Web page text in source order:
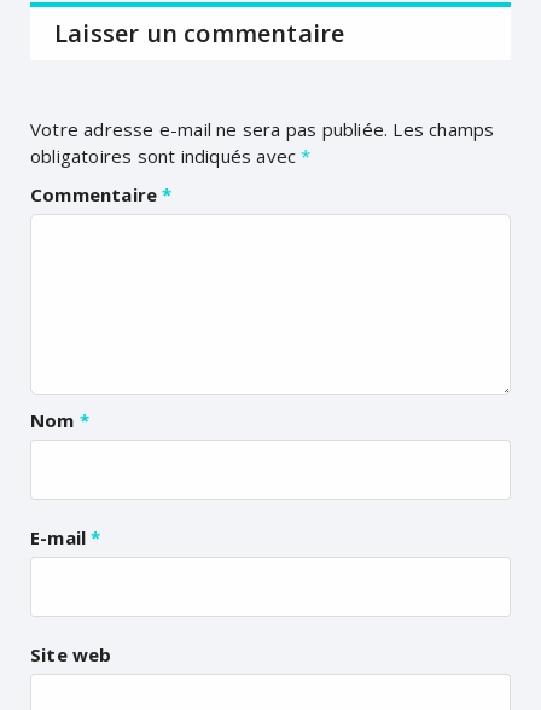
Laisser un commentaire
Votre adresse e-mail ne sera pas publiée. Les champs
obligatoires sont indiqués avec*
Commentaire*
Nom *
E-mail*
Site web